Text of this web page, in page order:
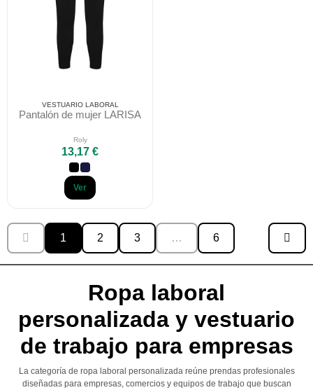
VESTUARIO LABORAL
Pantalón de mujer LARISA
Roly
13,17 €
Ver
1 2 3 … 6
Ropa laboral
personalizada y vestuario
de trabajo para empresas
La categoría de ropa laboral personalizada reúne prendas profesionales
diseñadas para empresas, comercios y equipos de trabajo que buscan